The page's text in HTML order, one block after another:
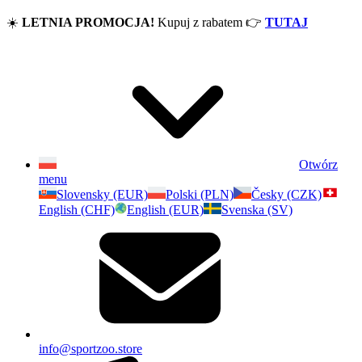
☀️ LETNIA PROMOCJA! Kupuj z rabatem 👉 TUTAJ
Otwórz
menu
Slovensky (EUR)
Polski (PLN)
Česky (CZK)
English (CHF)
English (EUR) Svenska (SV)
info@sportzoo.store